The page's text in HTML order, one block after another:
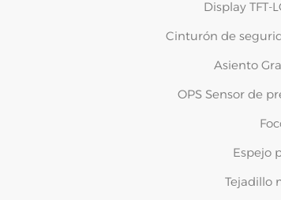
Display TFT-
Cinturón de
Asiento
OPS Sensor de
Espejo
Tejadillo